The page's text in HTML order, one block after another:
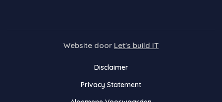
Website door Let's build IT
Disclaimer
Privacy Statement